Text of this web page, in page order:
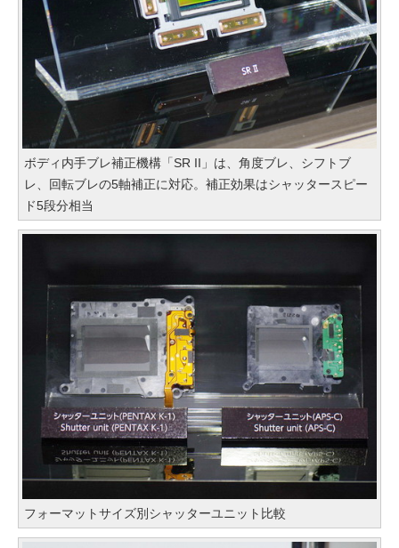
ボディ内手ブレ補正機構「SR II」は、角度ブレ、シフトブ
レ、回転ブレの5軸補正に対応。補正効果はシャッタースピー
ド5段分相当
フォーマットサイズ別シャッターユニット比較